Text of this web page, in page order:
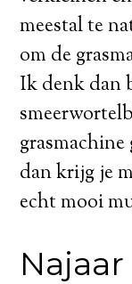
meestal te
om de
Ik denk dan
dan krijg je
echt mooi
Najaar